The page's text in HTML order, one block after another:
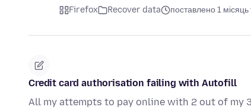
Firefox Recover data поставлено 1
Credit card authorisation failing with Autofill
All my attempts to pay online with 2 out of my